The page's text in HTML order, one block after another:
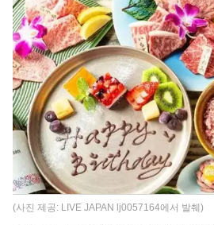
(사진 제공: LIVE JAPAN lj0057164에서 발췌)